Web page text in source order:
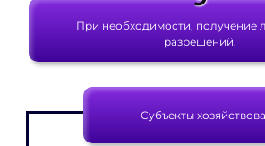
При необходимости, получение
разрешений.
Субъекты